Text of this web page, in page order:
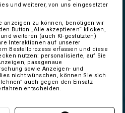
und weiterer, von uns eingesetzter
anzeigen zu können, benötigen wir
Button „Alle akzeptieren“ klicken,
weiteren (auch KI-gestützten)
Interaktionen auf unserer
Bestellprozess erfassen und diese
nutzen: personalisierte, auf Sie
passgenaue
sowie Anzeigen- und
nicht wünschen, können Sie sich
auch gegen den Einsatz
entscheiden.